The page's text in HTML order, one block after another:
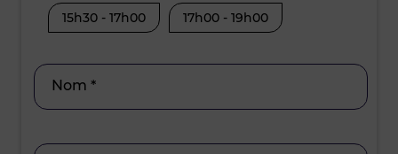
15h30 - 17h00 17h00 - 19h00
Nom *